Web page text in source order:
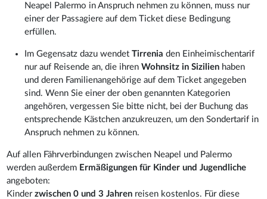
Neapel Palermo in Anspruch nehmen zu können, muss nur
einer der Passagiere auf dem Ticket diese Bedingung
erfüllen.
Im Gegensatz dazu wendetTirreniaden Einheimischentarif
nur auf Reisende an, die ihrenWohnsitz in Sizilien haben
und deren Familienangehörige auf dem Ticket angegeben
sind. Wenn Sie einer der oben genannten Kategorien
angehören, vergessen Sie bitte nicht, bei der Buchung das
entsprechende Kästchen anzukreuzen, um den Sondertarif in
Anspruch nehmen zu können.
Auf allen Fährverbindungen zwischen Neapel und Palermo
werden außerdem Ermäßigungen für Kinder und Jugendliche
angeboten:
Kinderzwischen 0 und 3 Jahren reisen kostenlos. Für diese